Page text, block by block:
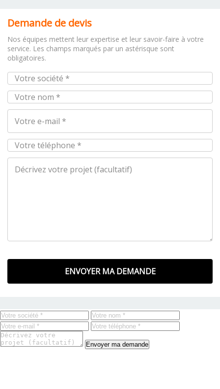
Demande de devis
Nos équipes mettent leur expertise et leur savoir-faire à votre
service. Les champs marqués par un astérisque sont
obligatoires.